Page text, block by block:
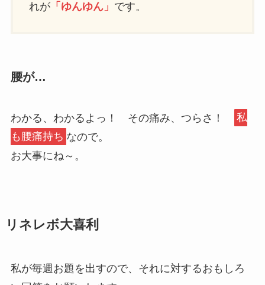
れが「ゆんゆん」 です。
腰が…
わかる、わかるよっ！ その痛み、つらさ！
私
も腰痛持ち なので。
お大事にね～。
リネレボ大喜利
私が毎週お題を出すので、それに対するおもしろ